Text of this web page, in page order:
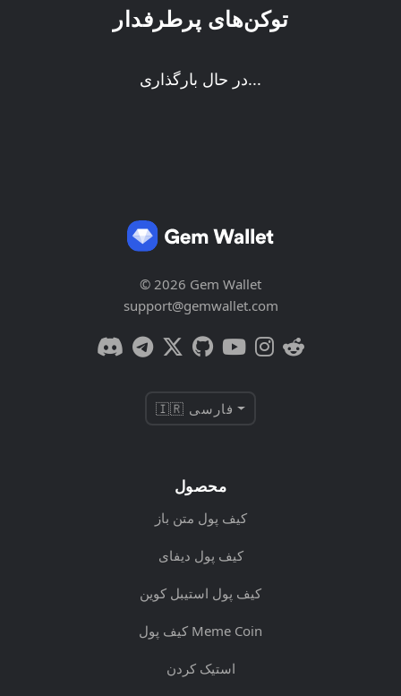
توکن‌های پرطرفدار
در حال بارگذاری...
© 2026 Gem Wallet
support@gemwallet.com
🇮🇷 فارسی
محصول
کیف پول متن باز
کیف پول دیفای
کیف پول استیبل کوین
کیف پول Meme Coin
استیک کردن